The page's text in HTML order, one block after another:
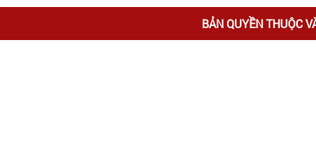
BẢN QUYỀN THUỘC